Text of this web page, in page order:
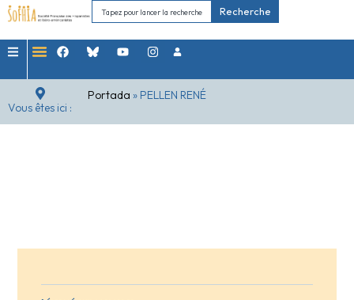
Recherche
Vous êtes ici :
Portada » PELLEN RENÉ